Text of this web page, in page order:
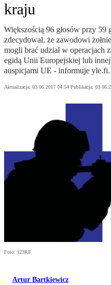
kraju
Większością 96 głosów przy 59
zdecydował, że zawodowi
mogli brać udział w operacjach
egidą Unii Europejskiej lub
auspicjami UE - informuje yle.fi.
Aktualizacja: 03.06.2017 04:54 Publikacja:
Foto: 123RF
Artur Bartkiewicz